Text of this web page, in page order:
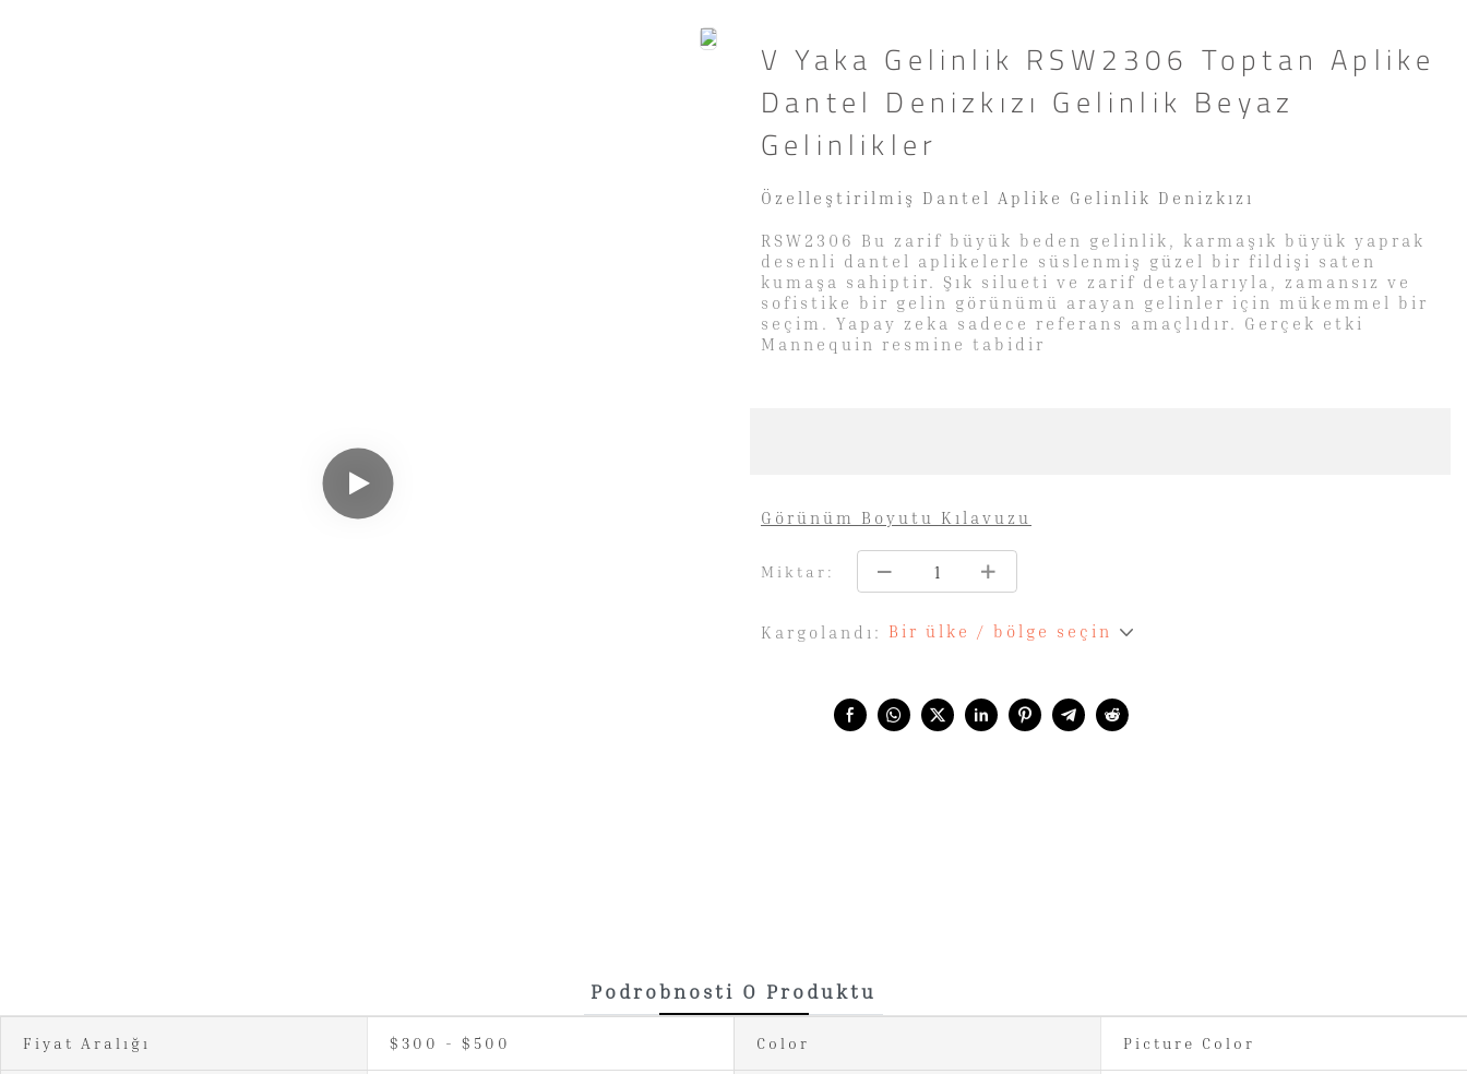
V Yaka Gelinlik RSW2306 Toptan Aplike
Dantel Denizkızı Gelinlik Beyaz
Gelinlikler
Özelleştirilmiş Dantel Aplike Gelinlik Denizkızı
RSW2306 Bu zarif büyük beden gelinlik, karmaşık büyük yaprak
desenli dantel aplikelerle süslenmiş güzel bir fildişi saten
kumaşa sahiptir. Şık silueti ve zarif detaylarıyla, zamansız ve
sofistike bir gelin görünümü arayan gelinler için mükemmel bir
seçim. Yapay zeka sadece referans amaçlıdır. Gerçek etki
Mannequin resmine tabidir
Miktar:
Kargolandı: Bir ülke / bölge seçin
Görünüm Boyutu Kılavuzu
Podrobnosti O Produktu
Fiyat Aralığı $300 - $500 Color Picture Color